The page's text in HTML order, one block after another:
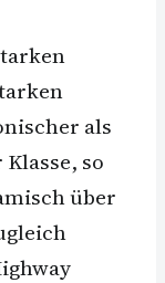
als
so
über